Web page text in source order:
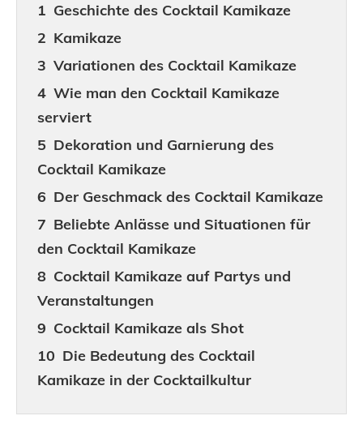
Geschichte des Cocktail Kamikaze
Kamikaze
Variationen des Cocktail Kamikaze
Wie man den Cocktail Kamikaze
serviert
Dekoration und Garnierung des
Cocktail Kamikaze
Der Geschmack des Cocktail Kamikaze
Beliebte Anlässe und Situationen für
den Cocktail Kamikaze
Cocktail Kamikaze auf Partys und
Veranstaltungen
Cocktail Kamikaze als Shot
Die Bedeutung des Cocktail
Kamikaze in der Cocktailkultur